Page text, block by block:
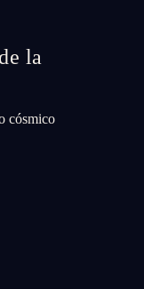
la
cósmico